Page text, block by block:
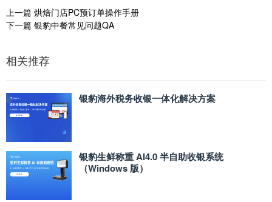
上一篇 烘焙门店PC预订单操作手册
下一篇 银豹中餐常见问题QA
相关推荐
银豹海外税务收银一体化解决方案
银豹生鲜称重 AI4.0 半自助收银系统
（Windows 版）